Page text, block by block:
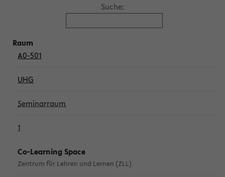
Suche:
A0-501
UHG
Seminarraum
1
Co-Learning Space
Zentrum für Lehren und Lernen (ZLL)